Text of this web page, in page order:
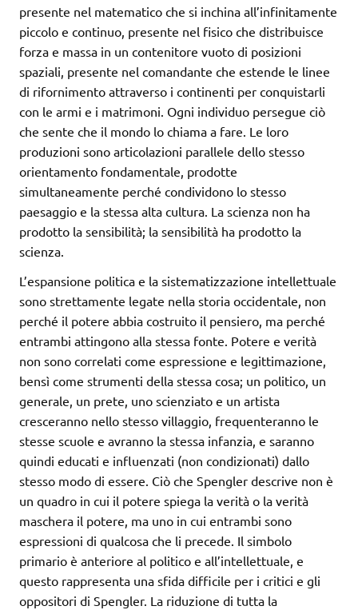
presente nel matematico che si inchina all’infinitamente
piccolo e continuo, presente nel fisico che distribuisce
forza e massa in un contenitore vuoto di posizioni
spaziali, presente nel comandante che estende le linee
di rifornimento attraverso i continenti per conquistarli
con le armi e i matrimoni. Ogni individuo persegue ciò
che sente che il mondo lo chiama a fare. Le loro
produzioni sono articolazioni parallele dello stesso
orientamento fondamentale, prodotte
simultaneamente perché condividono lo stesso
paesaggio e la stessa alta cultura. La scienza non ha
prodotto la sensibilità; la sensibilità ha prodotto la
scienza.
L’espansione politica e la sistematizzazione intellettuale
sono strettamente legate nella storia occidentale, non
perché il potere abbia costruito il pensiero, ma perché
entrambi attingono alla stessa fonte. Potere e verità
non sono correlati come espressione e legittimazione,
bensì come strumenti della stessa cosa; un politico, un
generale, un prete, uno scienziato e un artista
cresceranno nello stesso villaggio, frequenteranno le
stesse scuole e avranno la stessa infanzia, e saranno
quindi educati e influenzati (non condizionati) dallo
stesso modo di essere. Ciò che Spengler descrive non è
un quadro in cui il potere spiega la verità o la verità
maschera il potere, ma uno in cui entrambi sono
espressioni di qualcosa che li precede. Il simbolo
primario è anteriore al politico e all’intellettuale, e
questo rappresenta una sfida difficile per i critici e gli
oppositori di Spengler. La riduzione di tutta la